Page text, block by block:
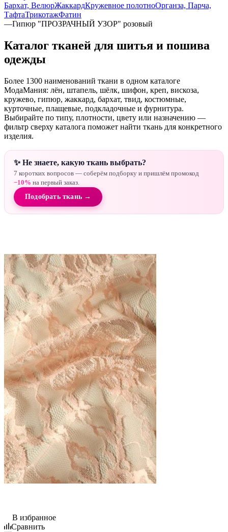
Бархат, ВелюрЖаккардКружевное полотноОрганза, Парча,
ТафтаТрикотажФатин
—Гипюр "ПРОЗРАЧНЫЙ УЗОР" розовый
Каталог тканей для шитья и пошива
одежды
Более 1300 наименований ткани в одном каталоге
МодаМания: лён, штапель, шёлк, шифон, креп, вискоза,
кружево, гипюр, жаккард, бархат, твид, костюмные,
курточные, плащевые, подкладочные и фурнитура.
Выбирайте по типу, плотности, цвету или назначению —
фильтр сверху каталога поможет найти ткань для конкретного
изделия.
✨ Не знаете, какую ткань выбрать?
7 коротких вопросов — соберём подборку и пришлём промокод
−10% на первый заказ.
Подобрать ткань →
В избранное
Сравнить